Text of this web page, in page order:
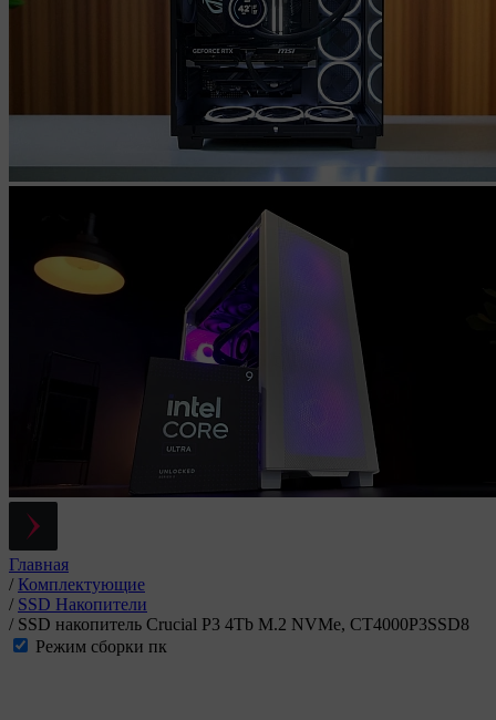
Главная
/ Комплектующие
/ SSD Накопители
/ SSD накопитель Crucial P3 4Tb M.2 NVMe, CT4000P3SSD8
Режим сборки пк